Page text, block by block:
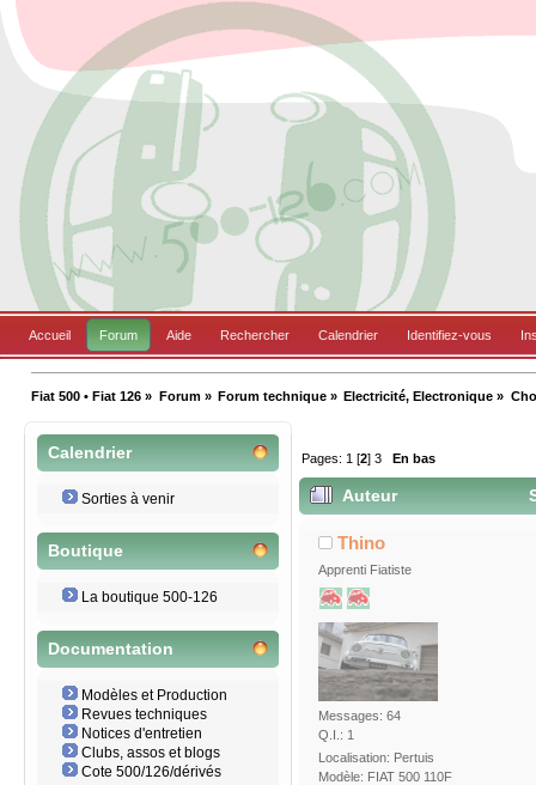
Accueil Forum Aide Rechercher Calendrier Identifiez-vous
Fiat 500 • Fiat 126 » Forum» Forum technique» Electricité, Electronique »
Calendrier
Sorties à venir
Boutique
La boutique 500-126
Documentation
Modèles et Production
Revues techniques
Notices d'entretien
Clubs, assos et blogs
Cote 500/126/dérivés
Pages: 1 [2]3 En bas
Auteur
Thino
Apprenti Fiatiste
Messages: 64
Q.I.: 1
Localisation: Pertuis
Modèle: FIAT 500 110F